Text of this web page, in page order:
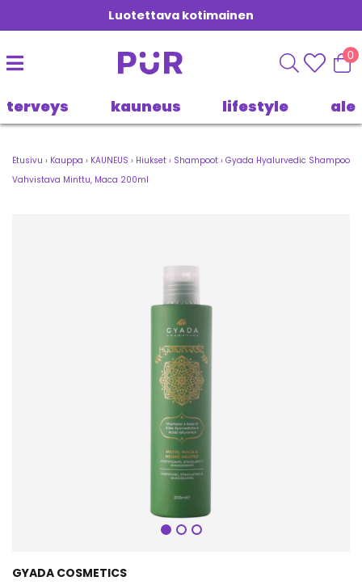
Luotettava kotimainen
0
terveys kauneus lifestyle ale
Etusivu › Kauppa › KAUNEUS › Hiukset › Shampoot › Gyada Hyalurvedic Shampoo
Vahvistava Minttu, Maca 200ml
Seuraava
GYADA COSMETICS